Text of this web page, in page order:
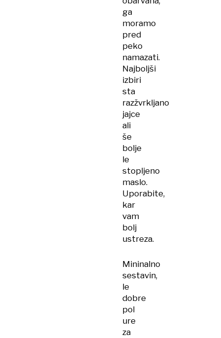
ga
moramo
pred
peko
namazati.
Najboljši
izbiri
sta
razžvrkljano
jajce
ali
še
bolje
le
stopljeno
maslo.
Uporabite,
kar
vam
bolj
ustreza.
Mininalno
sestavin,
le
dobre
pol
ure
za